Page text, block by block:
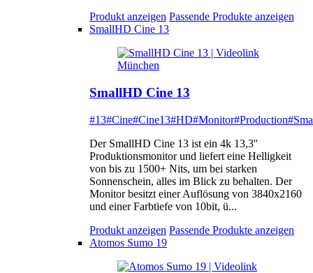
Produkt anzeigen Passende Produkte anzeigen
SmallHD Cine 13
SmallHD Cine 13
#13#Cine#Cine13#HD#Monitor#Production
Der SmallHD Cine 13 ist ein 4k 13,3''
Produktionsmonitor und liefert eine Helligkeit
von bis zu 1500+ Nits, um bei starken
Sonnenschein, alles im Blick zu behalten. Der
Monitor besitzt einer Auflösung von 3840x2160
und einer Farbtiefe von 10bit, ü...
Produkt anzeigen Passende Produkte anzeigen
Atomos Sumo 19